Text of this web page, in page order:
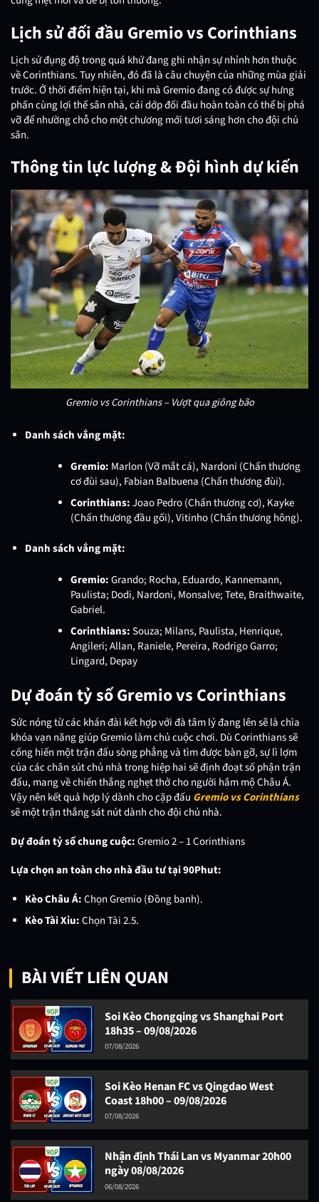
Lịch sử đối đầu Gremio vs Corinthians
Lịch sử đụng độ trong quá khứ đang ghi nhận sự nhỉnh hơn thuộc
về Corinthians. Tuy nhiên, đó đã là câu chuyện của những mùa giải
trước. Ở thời điểm hiện tại, khi mà Gremio đang có được sự hưng
phấn cùng lợi thế sân nhà, cái dớp đối đầu hoàn toàn có thể bị phá
vỡ để nhường chỗ cho một chương mới tươi sáng hơn cho đội chủ
sân.
Thông tin lực lượng & Đội hình dự kiến
Gremio vs Corinthians – Vượt qua giông bão
Danh sách vắng mặt:
Gremio: Marlon (Vỡ mắt cá), Nardoni (Chấn thương
cơ đùi sau), Fabian Balbuena (Chấn thương đùi).
Corinthians:Joao Pedro (Chấn thương cơ), Kayke
(Chấn thương đầu gối), Vitinho (Chấn thương hông).
Danh sách vắng mặt:
Gremio:Grando; Rocha, Eduardo, Kannemann,
Paulista; Dodi, Nardoni, Monsalve; Tete, Braithwaite,
Gabriel.
Corinthians:Souza; Milans, Paulista, Henrique,
Angileri; Allan, Raniele, Pereira, Rodrigo Garro;
Lingard, Depay
Dự đoán tỷ số Gremio vs Corinthians
Sức nóng từ các khán đài kết hợp với đà tâm lý đang lên sẽ là chìa
khóa vạn năng giúp Gremio làm chủ cuộc chơi. Dù Corinthians sẽ
cống hiến một trận đấu sòng phẳng và tìm được bàn gỡ, sự lì lợm
của các chân sút chủ nhà trong hiệp hai sẽ định đoạt số phận trận
đấu, mang về chiến thắng nghẹt thở cho người hâm mộ Châu Á.
Vậy nên kết quả hợp lý dành cho cặp đấu Gremio vs Corinthians
sẽ một trận thắng sát nút dành cho đội chủ nhà.
Dự đoán tỷ số chung cuộc:Gremio 2 – 1 Corinthians
Lựa chọn an toàn cho nhà đầu tư tại 90Phut:
Kèo Châu Á:Chọn Gremio (Đồng banh).
Kèo Tài Xỉu:Chọn Tài 2.5.
BÀI VIẾT LIÊN QUAN
Soi Kèo Chongqing vs Shanghai Port
18h35 – 09/08/2026
07/08/2026
Soi Kèo Henan FC vs Qingdao West
Coast 18h00 – 09/08/2026
07/08/2026
Nhận định Thái Lan vs Myanmar 20h00
ngày 08/08/2026
06/08/2026